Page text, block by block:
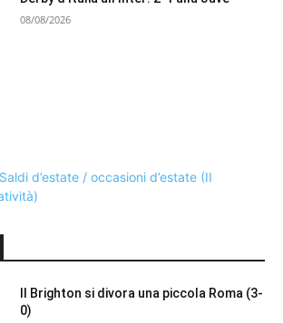
08/08/2026
Il Brighton si divora una piccola Roma (3-
0)